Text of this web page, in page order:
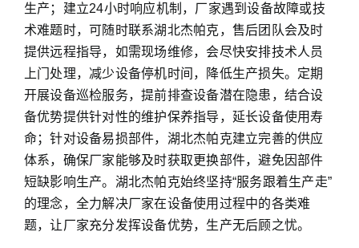
生产；建立24小时响应机制，厂家遇到设备故障或技
术难题时，可随时联系湖北杰帕克，售后团队会及时
提供远程指导，如需现场维修，会尽快安排技术人员
上门处理，减少设备停机时间，降低生产损失。定期
开展设备巡检服务，提前排查设备潜在隐患，结合设
备优势提供针对性的维护保养指导，延长设备使用寿
命；针对设备易损部件，湖北杰帕克建立完善的供应
体系，确保厂家能够及时获取更换部件，避免因部件
短缺影响生产。湖北杰帕克始终坚持“服务跟着生产走”
的理念，全力解决厂家在设备使用过程中的各类难
题，让厂家充分发挥设备优势，生产无后顾之忧。